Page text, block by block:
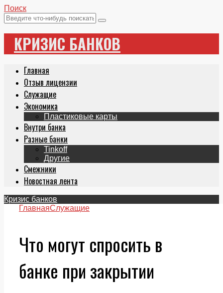
Поиск
КРИЗИС БАНКОВ
Главная
Отзыв лицензии
Служащие
Экономика
Пластиковые карты
Внутри банка
Разные банки
Tinkoff
Другие
Смежники
Новостная лента
Кризис банков
ГлавнаяСлужащие
Что могут спросить в
банке при закрытии